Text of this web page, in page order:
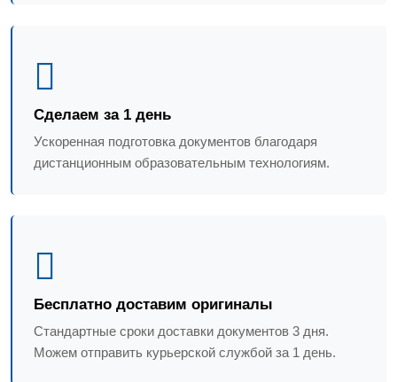
Сделаем за 1 день
Ускоренная подготовка документов благодаря
дистанционным образовательным технологиям.
Бесплатно доставим оригиналы
Стандартные сроки доставки документов 3 дня.
Можем отправить курьерской службой за 1 день.